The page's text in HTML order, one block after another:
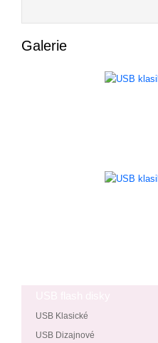
Galerie
USB Klasické
USB Dizajnové